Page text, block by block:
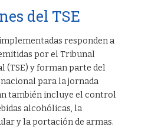
del TSE
responden a
por el Tribunal
(TSE) y forman parte del
para la jornada
también incluye el control
alcohólicas, la
y la portación de armas.